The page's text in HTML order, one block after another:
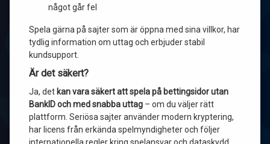
något går fel
Spela gärna på sajter som är öppna med sina villkor, har
tydlig information om uttag och erbjuder stabil
kundsupport.
Är det säkert?
Ja, det kan vara säkert att spela på bettingsidor utan
BankID och med snabba uttag – om du väljer rätt
plattform. Seriösa sajter använder modern kryptering,
har licens från erkända spelmyndigheter och följer